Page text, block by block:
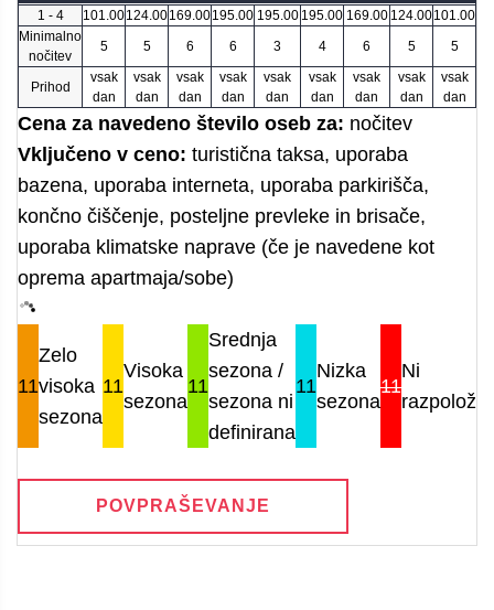
1 - 4
101.00124.00169.00195.00 195.00 195.00 169.00 124.00101.00
Minimalno
nočitev
5 5 6 6 3 4 6 5 5
Prihod
vsak
dan
vsak
dan
vsak
dan
vsak
dan
vsak
dan
vsak
dan
vsak
dan
vsak
dan
vsak
dan
Cena za navedeno število oseb za: nočitev
Vključeno v ceno: turistična taksa, uporaba
bazena, uporaba interneta, uporaba parkirišča,
končno čiščenje, posteljne prevleke in brisače,
uporaba klimatske naprave (če je navedene kot
oprema apartmaja/sobe)
11
Zelo
visoka
sezona
11
Visoka
sezona
11
Srednja
sezona /
sezona ni
definirana
11
Nizka
sezona
11
Ni
POVPRAŠEVANJE